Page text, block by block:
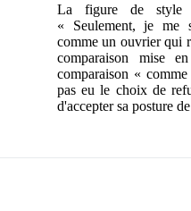
La figure de style
« Seulement, je me
comme un ouvrier qui
comparaison mise
comparaison «
pas eu le choix de
d'accepter sa posture